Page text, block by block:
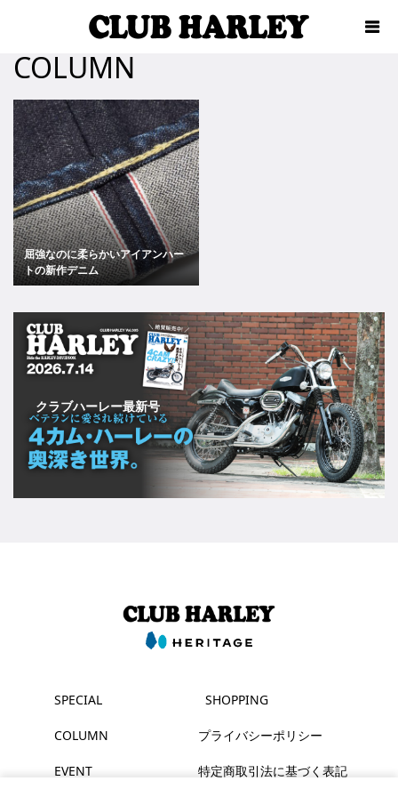
COLUMN
屈強なのに柔らかいアイアンハー
トの新作デニム
クラブハーレー最新号
SPECIAL
COLUMN
EVENT
SHOPPING
プライバシーポリシー
特定商取引法に基づく表記